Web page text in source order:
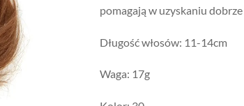
pomagają w uzyskaniu
Długość włosów: 11-14cm
Waga: 17g